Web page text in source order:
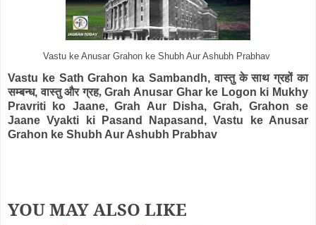
Vastu ke Anusar Grahon ke Shubh Aur Ashubh Prabhav
Vastu ke Sath Grahon ka Sambandh,वास्तु के साथ ग्रहों का
सम्बन्ध,वास्तु और ग्रह,Grah Anusar Ghar ke Logon ki Mukhy
Pravriti ko Jaane, Grah Aur Disha, Grah, Grahon se
Jaane Vyakti ki Pasand Napasand, Vastu ke Anusar
Grahon ke Shubh Aur Ashubh Prabhav
YOU MAY ALSO LIKE